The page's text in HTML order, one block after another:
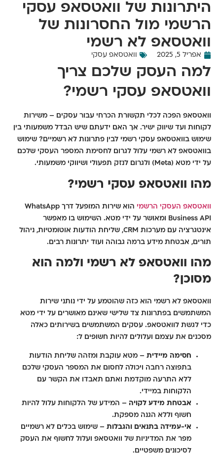
היתרונות של וואטסאפ עסקי
הרשמי מול החסרונות של
וואטסאפ לא רשמי
אפריל 5, 2025 וואטסאפ עסקי
למה העסק שלכם צריך
וואטסאפ עסקי רשמי?
וואטסאפ הפכה לכלי תקשורת הכרחי עבור עסקים – משירות
לקוחות ועד שיווק ישיר. אך האם ידעתם שיש הבדל משמעותי בין
שימוש בוואטסאפ עסקי רשמי לבין פתרונות לא רשמיים? שימוש
בוואטסאפ לא רשמי עלול לגרום לחסימת המספר העסקי שלכם
על ידי מטא (Meta) ולגרום לנזק תפעולי ושיווקי משמעותי.
מהו וואטסאפ עסקי רשמי?
וואטסאפ העסקי הרשמי הוא שירות המופעל דרך WhatsApp
Business API
ומאושר על ידי מטא. השימוש בו מאפשר
אינטגרציה עם מערכות CRM, שליחת הודעות אוטומטיות, ניהול
תורים, אבטחת מידע ברמה גבוהה ועוד יתרונות רבים.
מהו וואטסאפ לא רשמי ולמה הוא
מסוכן?
וואטסאפ לא רשמי הוא כזה שהוטמע על ידי נותני שירות
המשתמשים בפתרונות צד שלישי שאינם מאושרים על ידי מטא
כדי לגשת לוואטסאפ. עסקים המשתמשים בשירותים כאלה
מסכנים את עצמם ועלולים להיות חשופים ל:
חסימה מיידית – מטא עוקבת ומזהה שליחת הודעות
בתפוצה רחבה ויכולה לחסום את המספר העסקי שלכם
ללא התרעה מוקדמת ואתם תאבדו את הקשר עם
הלקוחות במיידי.
אבטחת מידע לקויה – המידע של הלקוחות עלול להיות
חשוף וללא הגנה מספקת.
אי-עמידה בתנאים והגבלות – שימוש בכלים לא רשמיים
מפר את המדיניות של וואטסאפ ועלול לחשוף את העסק
לסיכונים משפטיים.